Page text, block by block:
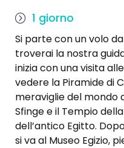
1 giorno
Si parte con un volo
troverai la nostra
inizia con una visita
vedere la Piramide di
meraviglie del mondo
Sfinge e il Tempio
dell’antico Egitto.
si va al Museo Egizio,